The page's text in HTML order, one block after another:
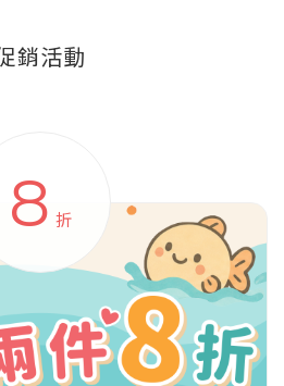
銷活動
8 折